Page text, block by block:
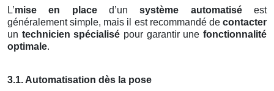
L’mise en placed’unsystème automatiséest
généralement simple, mais il est recommandé de contacter
un technicien spécialisé pour garantir unefonctionnalité
optimale.
3.1. Automatisation dès la pose